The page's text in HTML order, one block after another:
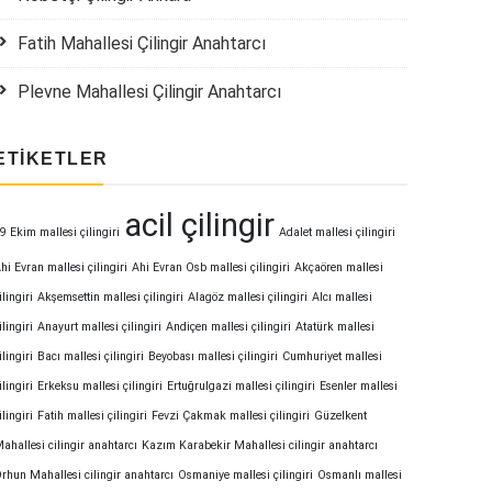
Fatih Mahallesi Çilingir Anahtarcı
Plevne Mahallesi Çilingir Anahtarcı
Ekim mallesi çilingiri acil çilingir Adalet mallesi çilingiri
Evran mallesi çilingiri Ahi Evran Osb mallesi çilingiri Akçaören mallesi
Akşemsettin mallesi çilingiri Alagöz mallesi çilingiri Alcı mallesi
Anayurt mallesi çilingiri Andiçen mallesi çilingiri Atatürk mallesi
Bacı mallesi çilingiri Beyobası mallesi çilingiri Cumhuriyet mallesi
Erkeksu mallesi çilingiri Ertuğrulgazi mallesi çilingiri Esenler mallesi
Fatih mallesi çilingiri Fevzi Çakmak mallesi çilingiri Güzelkent
cilingir anahtarcı Kazım Karabekir Mahallesi cilingir anahtarcı
Mahallesi cilingir anahtarcı Osmaniye mallesi çilingiri Osmanlı mallesi